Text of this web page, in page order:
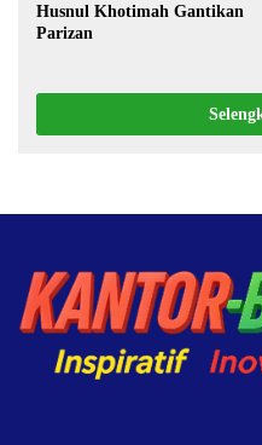
Husnul Khotimah Gantikan
Parizan